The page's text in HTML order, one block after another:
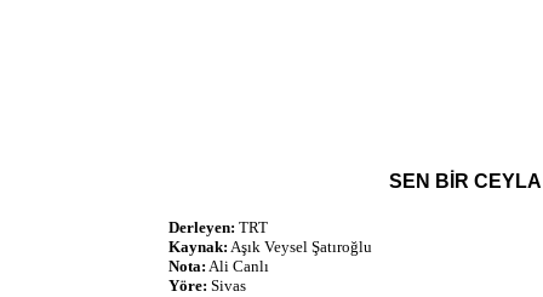
SEN BİR
Derleyen: TRT
Kaynak: Aşık Veysel Şatıroğlu
Nota: Ali Canlı
Yöre: Sivas